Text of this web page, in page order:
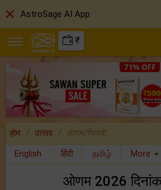
₹
होम उत्सव
ओणम/थिरुवो..
English
हिंदी தமிழ் More
ओणम 2026 दिनांक
close AstroSage AI App